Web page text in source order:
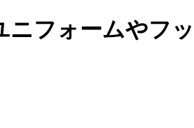
ニフォームやフ